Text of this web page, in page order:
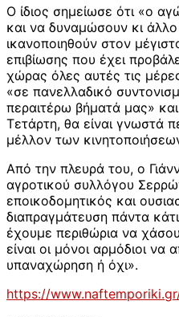
Ο ίδιος σημείωσε ότι «ο
και να δυναμώσουν κι
ικανοποιηθούν στον
επιβίωσης που έχει
χώρας όλες αυτές τις
«σε πανελλαδικό
περαιτέρω βήματά μας»
Τετάρτη, θα είναι γνωστά
μέλλον των
Από την πλευρά του, ο
αγροτικού συλλόγου
εποικοδομητικός και
διαπραγμάτευση πάντα
έχουμε περιθώρια να
είναι οι μόνοι αρμόδιοι να
υπαναχώρηση ή όχι».
https://